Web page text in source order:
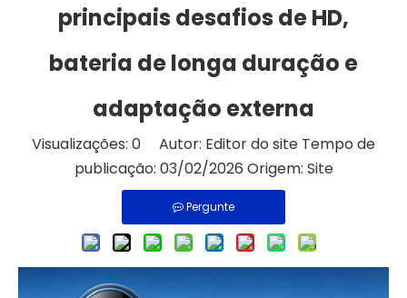
principais desafios de HD,
bateria de longa duração e
adaptação externa
Visualizações: 0 Autor: Editor do site Tempo de
publicação: 03/02/2026 Origem: Site
Pergunte